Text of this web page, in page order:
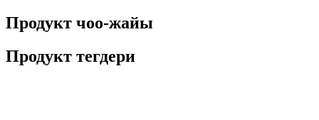
Продукт чоо-жайы
Продукт тегдери